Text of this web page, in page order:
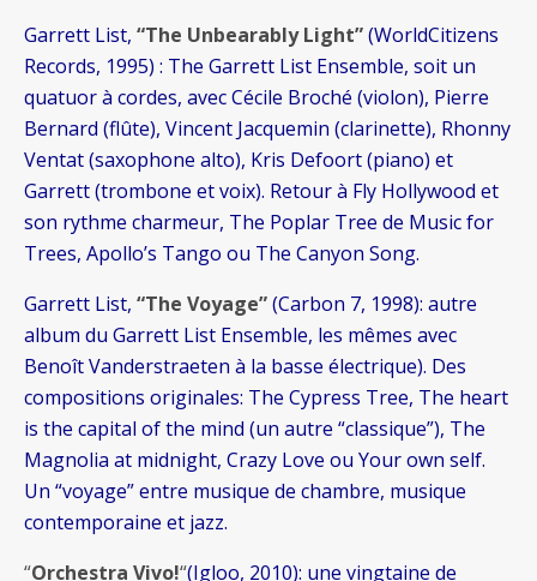
Garrett List, “The Unbearably Light”(WorldCitizens
Records, 1995) : The Garrett List Ensemble, soit un
quatuor à cordes, avec Cécile Broché (violon), Pierre
Bernard (flûte), Vincent Jacquemin (clarinette), Rhonny
Ventat (saxophone alto), Kris Defoort (piano) et
Garrett (trombone et voix). Retour à Fly Hollywood et
son rythme charmeur, The Poplar Tree de Music for
Trees, Apollo’s Tango ou The Canyon Song.
Garrett List, “The Voyage”(Carbon 7, 1998): autre
album du Garrett List Ensemble, les mêmes avec
Benoît Vanderstraeten à la basse électrique). Des
compositions originales: The Cypress Tree, The heart
is the capital of the mind (un autre “classique”), The
Magnolia at midnight, Crazy Love ou Your own self.
Un “voyage” entre musique de chambre, musique
contemporaine et jazz.
“Orchestra Vivo!“(Igloo, 2010): une vingtaine de